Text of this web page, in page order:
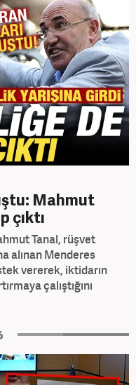
Mahmut
çıktı
Tanal, rüşvet
alınan Menderes
vererek, iktidarın
çalıştığını